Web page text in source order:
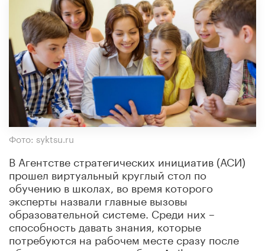
Фото: syktsu.ru
В Агентстве стратегических инициатив (АСИ)
прошел виртуальный круглый стол по
обучению в школах, во время которого
эксперты назвали главные вызовы
образовательной системе. Среди них –
способность давать знания, которые
потребуются на рабочем месте сразу после